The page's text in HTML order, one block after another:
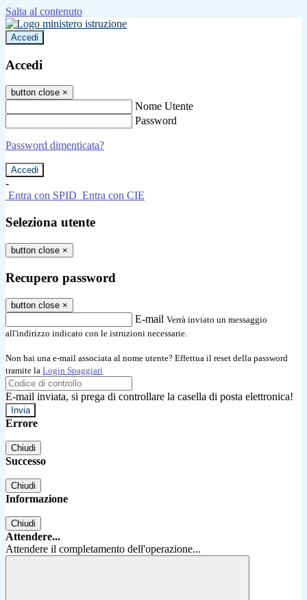
Salta al contenuto
Accedi
Accedi
button close ×
Nome Utente
Password
Password dimenticata?
-
Entra con SPID Entra con CIE
Seleziona utente
button close ×
Recupero password
button close ×
E-mail Verrà inviato un messaggio
all'indirizzo indicato con le istruzioni necessarie.
Non hai una e-mail associata al nome utente? Effettua il reset della password
tramite la Login Spaggiari
E-mail inviata, si prega di controllare la casella di posta elettronica!
Errore
Chiudi
Successo
Chiudi
Informazione
Chiudi
Attendere...
Attendere il completamento dell'operazione...